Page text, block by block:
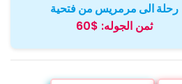
رحلة الى مرمريس من فتحية
ثمن الجوله: $60